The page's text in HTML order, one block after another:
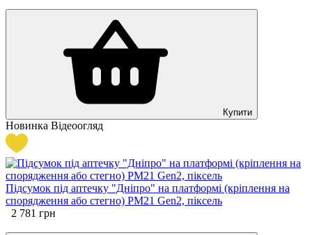
Купити
Новинка Відеоогляд
Підсумок під аптечку "Дніпро" на платформі (кріплення на
спорядження або стегно) PM21 Gen2, піксель
2 781 грн